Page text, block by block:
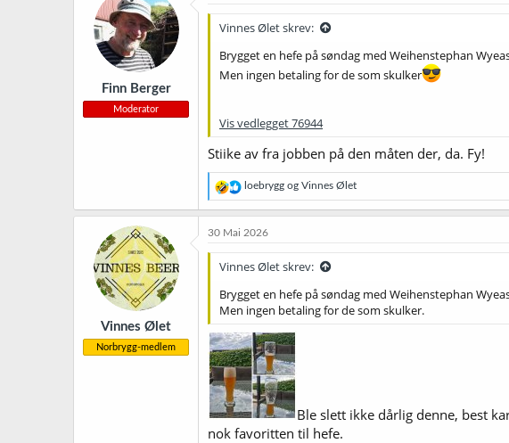
j
o
e
r
Finn Berger
Moderator
Vinnes Ølet skrev:
Brygget en hefe på søndag med Weihenstephan
Men ingen betaling for de som skulker
Vis vedlegget 76944
Stiike av fra jobben på den måten der, da. Fy!
R
e
a
k
j
o
e
loebrygg og Vinnes Ølet
Vinnes Ølet
Norbrygg-medlem
30 Mai 2026
Vinnes Ølet skrev:
Brygget en hefe på søndag med Weihenstephan
Men ingen betaling for de som skulker.
Ble slett ikke dårlig denne, best
nok favoritten til hefe.